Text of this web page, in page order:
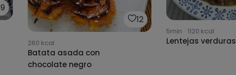
12
260 kcal
Batata asada con
chocolate negro
5min · 1120 kcal
Lentejas verduras